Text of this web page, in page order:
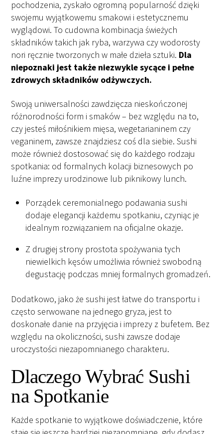
pochodzenia, zyskało ogromną popularność dzięki
swojemu wyjątkowemu smakowi i estetycznemu
wyglądowi. To cudowna kombinacja świeżych
składników takich jak ryba, warzywa czy wodorosty
nori ręcznie tworzonych w małe dzieła sztuki. Dla
niepoznaki jest także niezwykle sycące i pełne
zdrowych składników odżywczych.
Swoją uniwersalności zawdzięcza nieskończonej
różnorodności form i smaków – bez względu na to,
czy jesteś miłośnikiem mięsa, wegetarianinem czy
veganinem, zawsze znajdziesz coś dla siebie. Sushi
może również dostosować się do każdego rodzaju
spotkania: od formalnych kolacji biznesowych po
luźne imprezy urodzinowe lub piknikowy lunch.
Porządek ceremonialnego podawania sushi
dodaje elegancji każdemu spotkaniu, czyniąc je
idealnym rozwiązaniem na oficjalne okazje.
Z drugiej strony prostota spożywania tych
niewielkich kęsów umożliwia również swobodną
degustację podczas mniej formalnych gromadzeń.
Dodatkowo, jako że sushi jest łatwe do transportu i
często serwowane na jednego gryza, jest to
doskonałe danie na przyjęcia i imprezy z bufetem. Bez
względu na okoliczności, sushi zawsze dodaje
uroczystości niezapomnianego charakteru.
Dlaczego Wybrać Sushi
na Spotkanie
Każde spotkanie to wyjątkowe doświadczenie, które